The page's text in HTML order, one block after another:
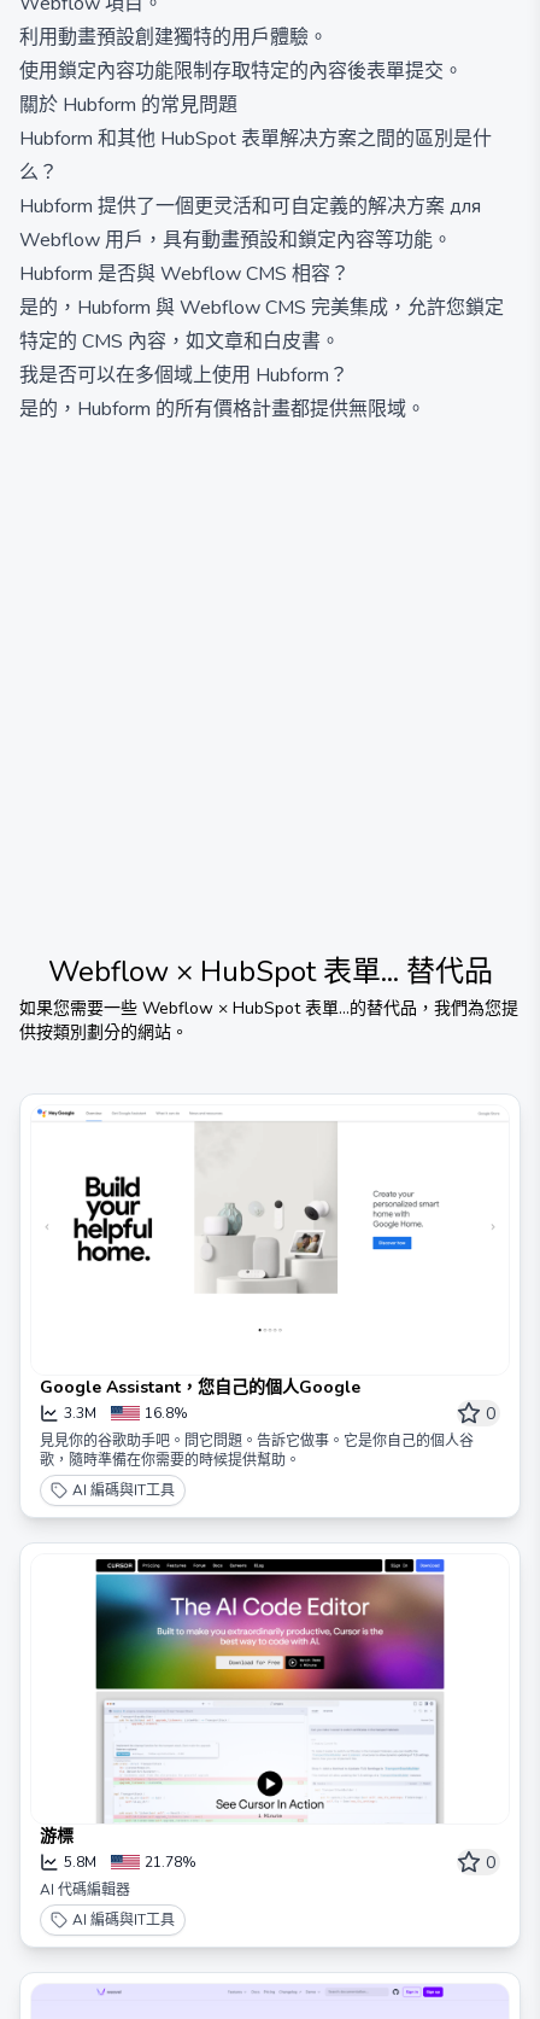
利用動畫預設創建獨特的用戶體驗。
使用鎖定內容功能限制存取特定的內容後表單提交。
關於 Hubform 的常見問題
Hubform 和其他 HubSpot 表單解决方案之間的區別是什
么？
Hubform 提供了一個更灵活和可自定義的解决方案 для
Webflow 用戶，具有動畫預設和鎖定內容等功能。
Hubform 是否與 Webflow CMS 相容？
是的，Hubform 與 Webflow CMS 完美集成，允許您鎖定
特定的 CMS 內容，如文章和白皮書。
我是否可以在多個域上使用 Hubform？
是的，Hubform 的所有價格計畫都提供無限域。
Webflow × HubSpot 表單... 替代品
如果您需要一些 Webflow × HubSpot 表單...的替代品，我們為您提
供按類別劃分的網站。
Google Assistant，您自己的個人Google
3.3M 16.8% 0
見見你的谷歌助手吧。問它問題。告訴它做事。它是你自己的個人谷
歌，隨時準備在你需要的時候提供幫助。
AI 編碼與IT工具
游標
5.8M 21.78% 0
AI 代碼編輯器
AI 編碼與IT工具